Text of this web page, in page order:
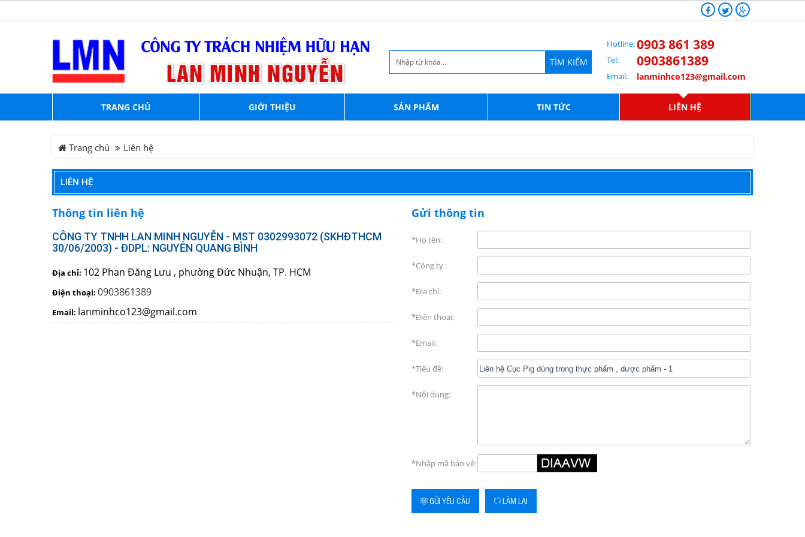
TÌM KIẾM
Hotline:0903 861 389
Tel: 0903861389
Email: lanminhco123@gmail.com
TRANG CHỦ GIỚI THIỆU SẢN PHẨM TIN TỨC LIÊN HỆ
Trang chủ Liên hệ
LIÊN HỆ
Thông tin liên hệ
CÔNG TY TNHH LAN MINH NGUYỄN - MST 0302993072 (SKHĐTHCM
30/06/2003) - ĐDPL: NGUYỄN QUANG BÌNH
Địa chỉ: 102 Phan Đăng Lưu , phường Đức Nhuận, TP. HCM
Điện thoại: 0903861389
Email: lanminhco123@gmail.com
Gửi thông tin
*Họ tên:
*Công ty :
*Địa chỉ:
*Điện thoại:
*Email:
*Tiêu đề:
*Nội dung:
*Nhập mã bảo vệ:
GỬI YÊU CẦU LÀM LẠI